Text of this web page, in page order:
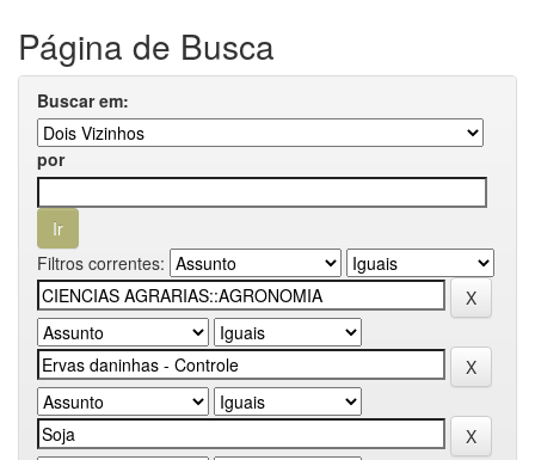
Página de Busca
Buscar em:
por
Filtros correntes: